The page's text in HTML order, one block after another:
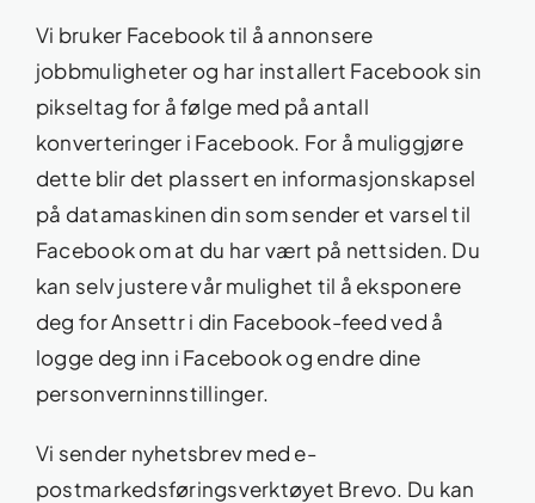
Vi bruker Facebook til å annonsere
jobbmuligheter og har installert Facebook sin
pikseltag for å følge med på antall
konverteringer i Facebook. For å muliggjøre
dette blir det plassert en informasjonskapsel
på datamaskinen din som sender et varsel til
Facebook om at du har vært på nettsiden. Du
kan selv justere vår mulighet til å eksponere
deg for Ansettr i din Facebook-feed ved å
logge deg inn i Facebook og endre dine
personverninnstillinger.
Vi sender nyhetsbrev med e-
postmarkedsføringsverktøyet Brevo. Du kan